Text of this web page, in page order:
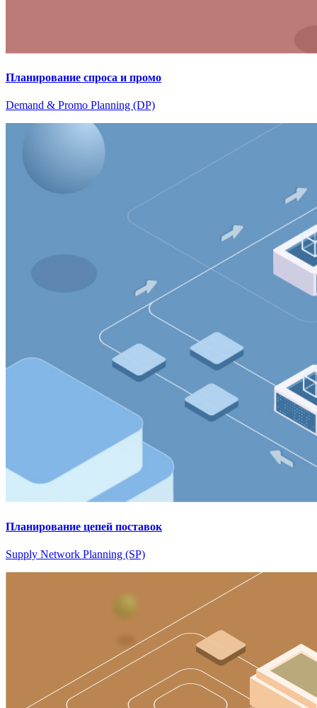
Планирование спроса и промо
Demand & Promo Planning (DP)
Планирование цепей поставок
Supply Network Planning (SP)